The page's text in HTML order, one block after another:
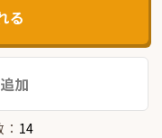
加
14
る